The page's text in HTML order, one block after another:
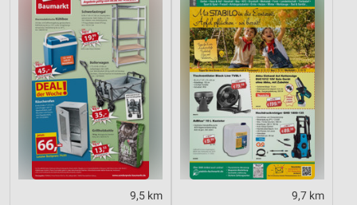
9,5 km 9,7 km
Performance
Funktional
Werbung